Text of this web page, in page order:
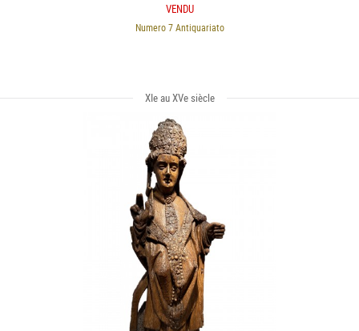
VENDU
Numero 7 Antiquariato
XIe au XVe siècle